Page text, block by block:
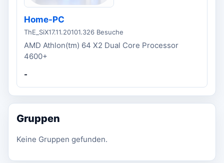
Home-PC
ThE_SiX17.11.20101.326 Besuche
AMD Athlon(tm) 64 X2 Dual Core Processor
4600+
-
Gruppen
Keine Gruppen gefunden.